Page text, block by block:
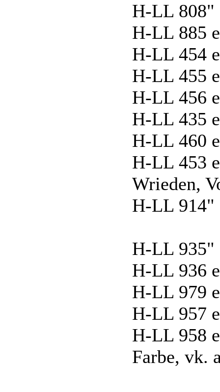
H-LL 808"
H-LL 885
H-LL 454
H-LL 455
H-LL 456
H-LL 435
H-LL 460
H-LL 453
Wrieden,
H-LL 914"
H-LL 935"
H-LL 936
H-LL 979
H-LL 957
H-LL 958
Farbe, vk.